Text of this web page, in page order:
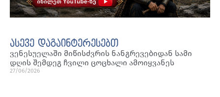
ასევე დაგაინტერესებთ
ვენესუელაში მიწისძვრის ნანგრევებიდან სამი
დღის შემდეგ ჩვილი ცოცხალი ამოიყვანეს
27/06/2026